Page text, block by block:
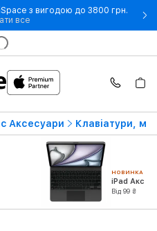
з вигодою до 3800 грн.
все- Оновіть iPhone за Trade-in
Аксесуари Клавіатури,
НОВИНКА
iPad
Від 99 ₴